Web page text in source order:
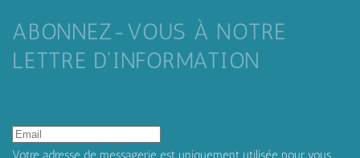
ABONNEZ-VOUS À NOTRE
LETTRE D'INFORMATION
Votre adresse de messagerie est uniquement utilisée pour vous